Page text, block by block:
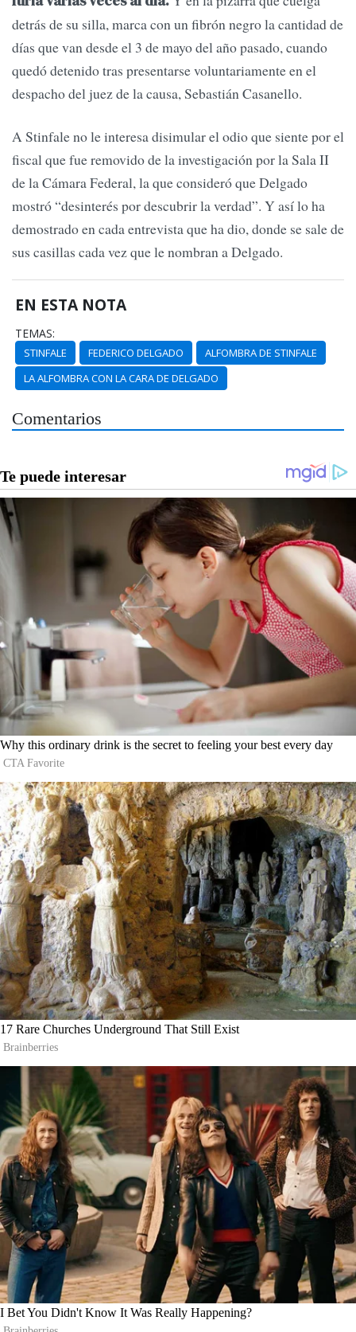
detrás de su silla, marca con un fibrón negro la cantidad de
días que van desde el 3 de mayo del año pasado, cuando
quedó detenido tras presentarse voluntariamente en el
despacho del juez de la causa, Sebastián Casanello.
A Stinfale no le interesa disimular el odio que siente por el
fiscal que fue removido de la investigación por la Sala II
de la Cámara Federal, la que consideró que Delgado
mostró “desinterés por descubrir la verdad”. Y así lo ha
demostrado en cada entrevista que ha dio, donde se sale de
sus casillas cada vez que le nombran a Delgado.
EN ESTA NOTA
TEMAS:
STINFALE FEDERICO DELGADO
ALFOMBRA DE STINFALE
LA ALFOMBRA CON LA CARA DE DELGADO
Comentarios